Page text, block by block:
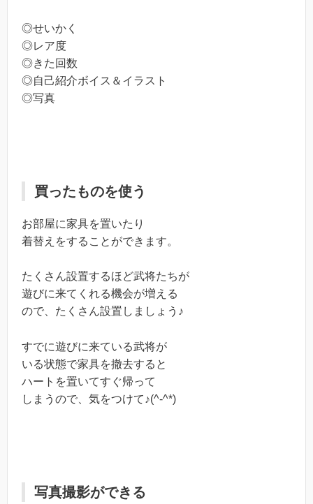
◎せいかく
◎レア度
◎きた回数
◎自己紹介ボイス＆イラスト
◎写真
買ったものを使う
お部屋に家具を置いたり
着替えをすることができます。
たくさん設置するほど武将たちが
遊びに来てくれる機会が増える
ので、たくさん設置しましょう♪
すでに遊びに来ている武将が
いる状態で家具を撤去すると
ハートを置いてすぐ帰って
しまうので、気をつけて♪(^-^*)
写真撮影ができる